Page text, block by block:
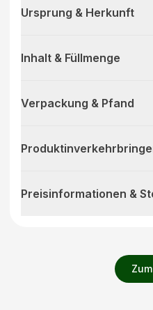
Ursprung & Herkunft
Inhalt & Füllmenge
Verpackung & Pfand
Preisinformationen &